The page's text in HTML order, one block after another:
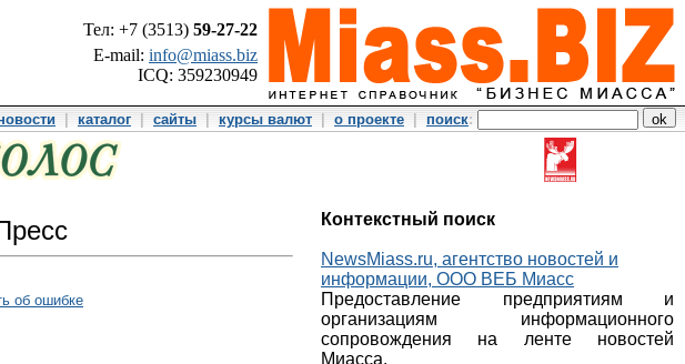
Тел: +7 (3513) 59-27-22
E-mail: info@miass.biz
ICQ: 359230949
каталог| сайты курсы валют о проекте поиск:
об ошибке
Контекстный поиск
NewsMiass.ru, агентство новостей и
информации, ООО ВЕБ Миасс
Предоставление предприятиям и
организациям информационного
сопровождения на ленте новостей
Миасса.